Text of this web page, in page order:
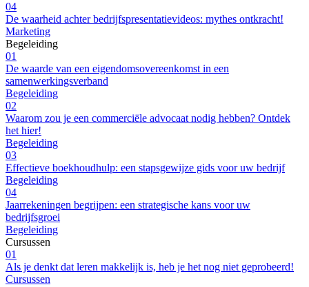
04
De waarheid achter bedrijfspresentatievideos: mythes ontkracht!
Marketing
Begeleiding
01
De waarde van een eigendomsovereenkomst in een
samenwerkingsverband
Begeleiding
02
Waarom zou je een commerciële advocaat nodig hebben? Ontdek
het hier!
Begeleiding
03
Effectieve boekhoudhulp: een stapsgewijze gids voor uw bedrijf
Begeleiding
04
Jaarrekeningen begrijpen: een strategische kans voor uw
bedrijfsgroei
Begeleiding
Cursussen
01
Als je denkt dat leren makkelijk is, heb je het nog niet geprobeerd!
Cursussen